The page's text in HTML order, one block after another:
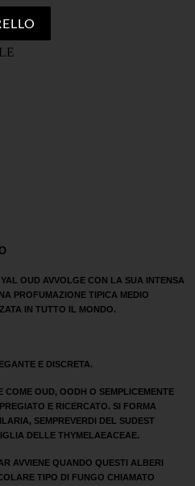
OUD AVVOLGE CON LA SUA INTENSA
PROFUMAZIONE TIPICA MEDIO
IN TUTTO IL MONDO.
E DISCRETA.
COME OUD, OODH O SEMPLICEMENTE
E RICERCATO. SI FORMA
SEMPREVERDI DEL SUDEST
DELLE THYMELAEACEAE.
AVVIENE QUANDO QUESTI ALBERI
TIPO DI FUNGO CHIAMATO